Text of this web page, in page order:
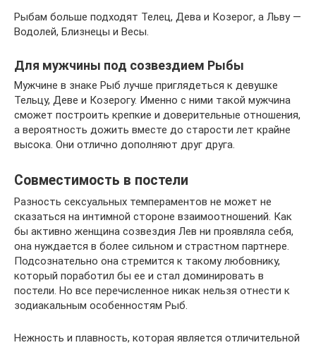
Рыбам больше подходят Телец, Дева и Козерог, а Льву —
Водолей, Близнецы и Весы.
Для мужчины под созвездием Рыбы
Мужчине в знаке Рыб лучше приглядеться к девушке
Тельцу, Деве и Козерогу. Именно с ними такой мужчина
сможет построить крепкие и доверительные отношения,
а вероятность дожить вместе до старости лет крайне
высока. Они отлично дополняют друг друга.
Совместимость в постели
Разность сексуальных темпераментов не может не
сказаться на интимной стороне взаимоотношений. Как
бы активно женщина созвездия Лев ни проявляла себя,
она нуждается в более сильном и страстном партнере.
Подсознательно она стремится к такому любовнику,
который поработил бы ее и стал доминировать в
постели. Но все перечисленное никак нельзя отнести к
зодиакальным особенностям Рыб.
Нежность и плавность, которая является отличительной